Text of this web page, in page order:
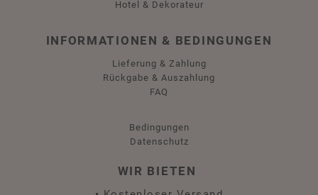
Hotel & Dekorateur
INFORMATIONEN & BEDINGUNGEN
Lieferung & Zahlung
Rückgabe & Auszahlung
FAQ
Bedingungen
Datenschutz
WIR BIETEN